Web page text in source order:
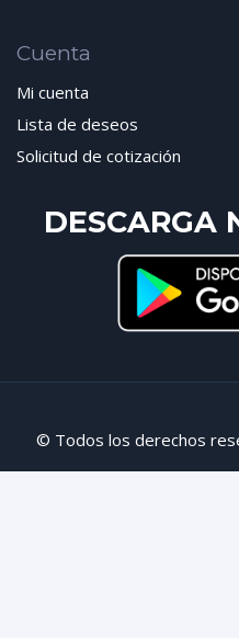
Cuenta
Mi cuenta
Lista de deseos
Solicitud de cotización
DESCARGA
© Todos los derechos